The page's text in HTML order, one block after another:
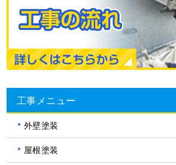
工事メニュー
外壁塗装
屋根塗装